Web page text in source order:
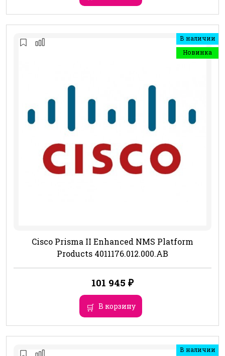
В наличии
Новинка
Cisco Prisma II Enhanced NMS Platform
Products 4011176.012.000.AB
101 945 ₽
В корзину
В наличии